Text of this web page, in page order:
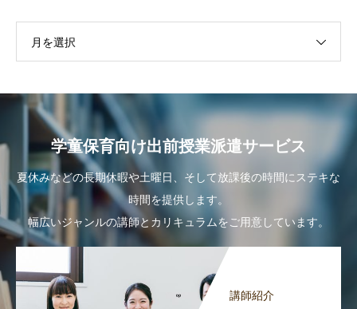
月を選択
学童保育向け出前授業派遣サービス
夏休みなどの長期休暇や土曜日、そして放課後の時間にステキな
時間を提供します。
幅広いジャンルの講師とカリキュラムをご用意しています。
講師紹介